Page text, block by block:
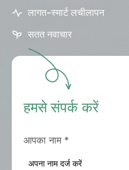
लागत-स्मार्ट लचीलापन
सतत नवाचार
हमसे संपर्क करें
आपका नाम *